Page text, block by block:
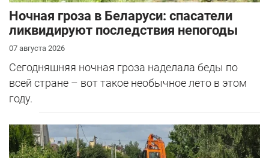
Ночная гроза в Беларуси: спасатели
ликвидируют последствия непогоды
07 августа 2026
Сегодняшняя ночная гроза наделала беды по
всей стране – вот такое необычное лето в этом
году.